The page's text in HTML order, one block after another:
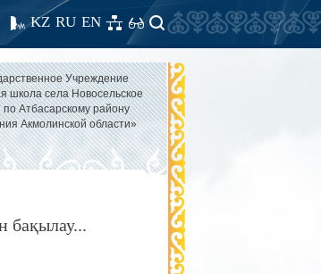
EN
RU
KZ
Учреждение
школа села Новосельское
Атбасарскому району
Акмолинской области»
бақылау...